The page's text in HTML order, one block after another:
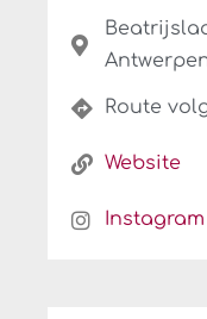
Route
Website
Instagram